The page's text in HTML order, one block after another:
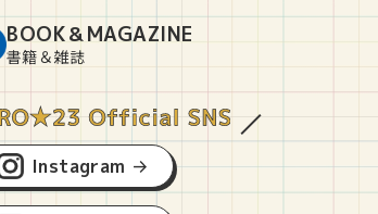
BOOK＆MAGAZINE
書籍＆雑誌
Instagram